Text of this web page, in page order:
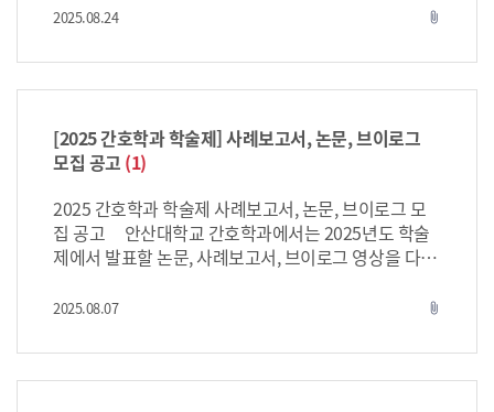
비(20만원) 지원됨 · 그 외 : 팀원은 최대 3인 이하로 구
감기한 및 발표 : 6월 12일 금요일 자정까지 마감 / 6월 1
9일 선정팀 발표(개별연락드립니다) · 혜택 : 상품화를
러 경진대회 참여 기회(본교 캡스톤 경진대회, 전국 대
학생 경진대회 등), 자기소개서 및 포트폴리오 포함 등 -
----------------------------------- (변경사항) 상금 : 자유과
제 1등 30만원 → 지정과제+자유과제 5팀 중 1등 1팀 2
0만원 (변경사유) 3팀 중 1팀은 선발할 수 없다고 함. (변
활용하여 작성 → OK pdf 파일을 출력 후 자필로 작성
T 양식에 '텍스트상자' 삽입 기능을 활용하여 작성 → O
K 한글파일에 항목 적어서 송부 → OK 그 외에도 제시
있는 아이디어를 제안해주세요. *반드시 첨부파일 2, 3
· 선발 및 지원 : 과제제안서를 심사하여 총 7팀을 선발 /
각 팀은 지도교수 1인과 임상실무멘토 1인의 지도를 받
상금 : 1등 1팀 30만원, 2등 1팀 20만원, 3등 1팀 15만원
· 그 외 : 팀원은 최대 5인 이하로 구성 · 마감기한 및 발
표(개별연락드립니다) · 혜택 : 교내외 여러 경진대회
참여 기회(본교 캡스톤 경진대회, 전국 대학생 경진대회
등), 자기소개서에 작성할 수 있는 고퀄경험 등 ** 서류
파일을 출력 후 자필로 작성하여 스캔하여 메일로 송부
기능을 활용하여 작성 → OK 한글파일에 항목 적어서
송부 → OK 그 외에도 제시한 항목만 충실히 기술되
2025.08.24 attach_file
[2025 간호학과 학술제] 사례보고서, 논문, 브이로그
모집 공고 (1)
2025 간호학과 학술제 사례보고서, 논문, 브이로그 모
집 공고 안산대학교 간호학과에서는 2025년도 학술
제에서 발표할 논문, 사례보고서, 브이로그 영상을 다음
다. * 논문 대상: 4학년 내용: 팀별 또는 개인이 실시한
서 & 스토리텔링 대상: 3학년 내용: 임상실습 시 작성
한 간호과정 사례 또는 스토리텔링을 [첨부 2, 3]의 양식
2025.08.07 attach_file